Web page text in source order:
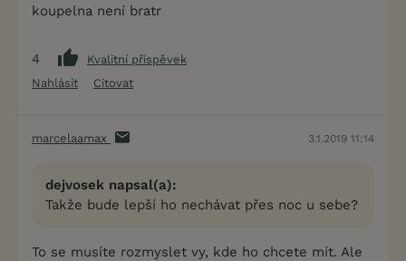
koupelna není bratr
4
Kvalitní příspěvek
Nahlásit
Citovat
marcelaamax 3.1.2019 11:14
dejvosek napsal(a):
Takže bude lepší ho nechávat přes noc u sebe?
To se musíte rozmyslet vy, kde ho chcete mít. Ale